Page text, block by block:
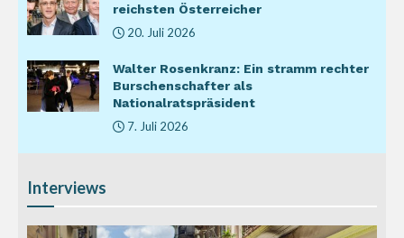
reichsten Österreicher
20. Juli 2026
Walter Rosenkranz: Ein stramm rechter
Burschenschafter als
Nationalratspräsident
7. Juli 2026
Interviews